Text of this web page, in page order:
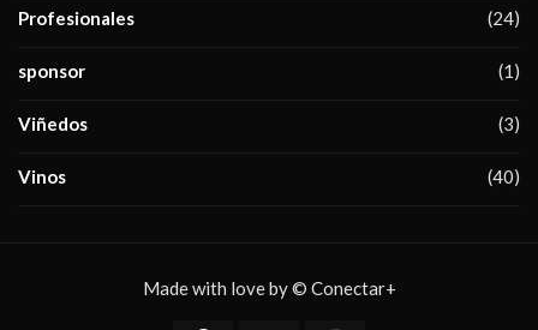
Profesionales (24)
sponsor (1)
Viñedos (3)
Vinos (40)
Made with love by © Conectar+